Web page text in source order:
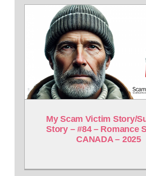
My Scam Victim Story/
Story – #84 – Romance
CANADA – 2025